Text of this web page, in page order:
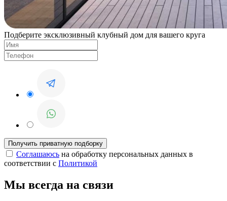
Подберите эксклюзивный клубный дом для вашего круга
Соглашаюсь на обработку персональных данных в
соответствии с Политикой
Мы всегда на связи